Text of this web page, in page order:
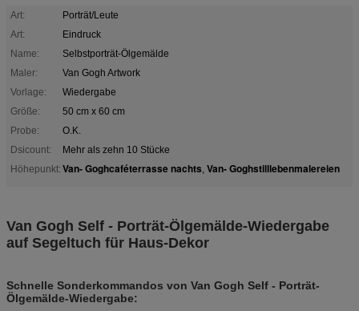
Art:
Porträt/Leute
Art:
Eindruck
Name:
Selbstporträt-Ölgemälde
Maler:
Van Gogh Artwork
Vorlage:
Wiedergabe
Größe:
50 cm x 60 cm
Probe:
O.K.
Dsicount:
Mehr als zehn 10 Stücke
Höhepunkt: Van- Goghcaféterrasse nachts, Van- Goghstilllebenmalereien
Van Gogh Self - Porträt-Ölgemälde-Wiedergabe
auf Segeltuch für Haus-Dekor
Schnelle Sonderkommandos von Van Gogh Self - Porträt-
Ölgemälde-Wiedergabe: